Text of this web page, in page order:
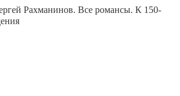
Рахманинов. Все романсы. К 150-